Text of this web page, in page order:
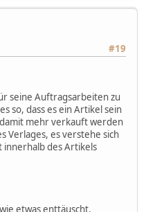
#19
seine Auftragsarbeiten zu
so, dass es ein Artikel sein
mehr verkauft werden
Verlages, es verstehe sich
innerhalb des Artikels
etwas enttäuscht.